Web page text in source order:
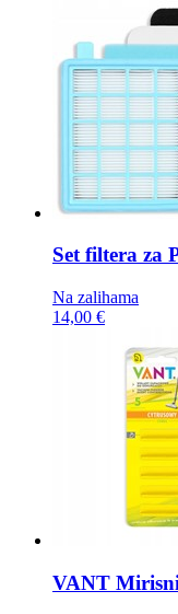
Set filtera za
Na zalihama
14,00 €
VANT Mirisni